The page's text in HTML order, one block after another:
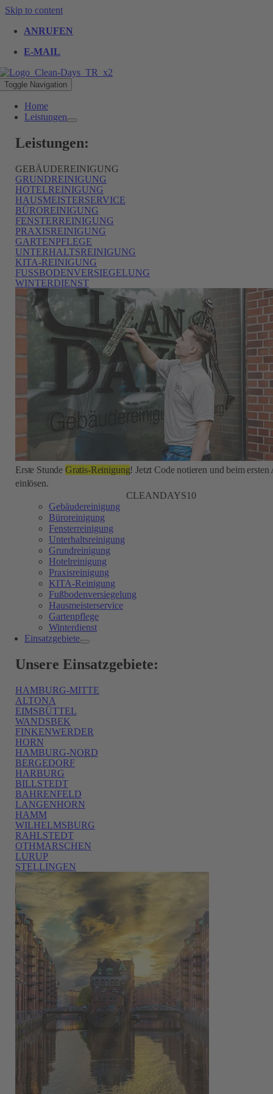
Skip to content
ANRUFEN
E-MAIL
Toggle Navigation
Home
Leistungen
Leistungen:
GEBÄUDEREINIGUNG
GRUNDREINIGUNG
HOTELREINIGUNG
HAUSMEISTERSERVICE
BÜROREINIGUNG
FENSTERREINIGUNG
PRAXISREINIGUNG
GARTENPFLEGE
UNTERHALTSREINIGUNG
KITA-REINIGUNG
FUSSBODENVERSIEGELUNG
WINTERDIENST
Erste Stunde Gratis-Reinigung! Jetzt Code notieren und beim ersten
einlösen.
CLEANDAYS10
Gebäudereinigung
Büroreinigung
Fensterreinigung
Unterhaltsreinigung
Grundreinigung
Hotelreinigung
Praxisreinigung
KITA-Reinigung
Fußbodenversiegelung
Hausmeisterservice
Gartenpflege
Winterdienst
Einsatzgebiete
Unsere Einsatzgebiete:
HAMBURG-MITTE
ALTONA
EIMSBÜTTEL
WANDSBEK
FINKENWERDER
HORN
HAMBURG-NORD
BERGEDORF
HARBURG
BILLSTEDT
BAHRENFELD
LANGENHORN
HAMM
WILHELMSBURG
RAHLSTEDT
OTHMARSCHEN
LURUP
STELLINGEN